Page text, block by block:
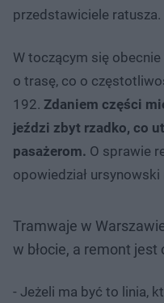
przedstawiciele ratusza.
W toczącym się
o trasę, co o
192. Zdaniem części
jeździ zbyt rzadko, co
pasażerom. O sprawie
opowiedział ursynowski
Tramwaje w
w błocie, a remont jest
- Jeżeli ma być to linia,